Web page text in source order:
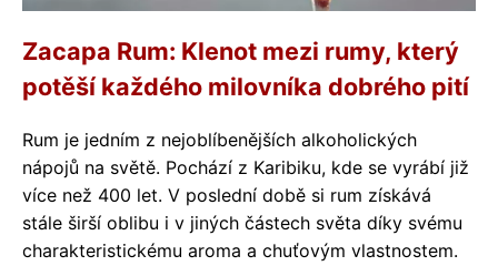
Zacapa Rum: Klenot mezi rumy, který
potěší každého milovníka dobrého pití
Rum je jedním z nejoblíbenějších alkoholických
nápojů na světě. Pochází z Karibiku, kde se vyrábí již
více než 400 let. V poslední době si rum získává
stále širší oblibu i v jiných částech světa díky svému
charakteristickému aroma a chuťovým vlastnostem.